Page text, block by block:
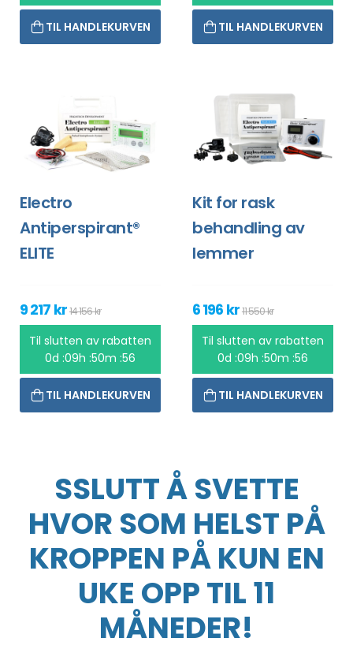
TIL HANDLEKURVEN TIL HANDLEKURVEN
Electro
Antiperspirant®
ELITE
9 217 kr14 156 kr
Til slutten av rabatten
0d :09h :50m :56
TIL HANDLEKURVEN
Kit for rask
behandling av
lemmer
6 196 kr11 550 kr
Til slutten av rabatten
0d :09h :50m :56
TIL HANDLEKURVEN
SSLUTT Å SVETTE
HVOR SOM HELST PÅ
KROPPEN PÅ KUN EN
UKE OPP TIL 11
MÅNEDER!